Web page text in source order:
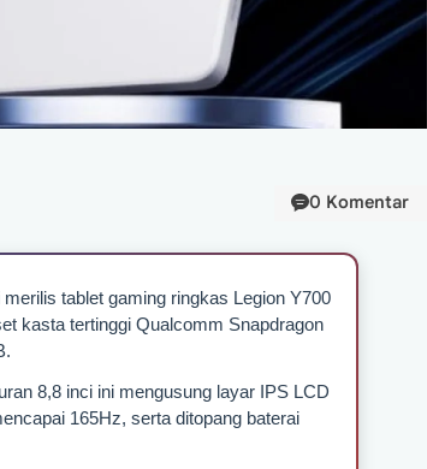
0 Komentar
tablet gaming ringkas Legion Y700
kasta tertinggi Qualcomm Snapdragon
8,8 inci ini mengusung layar IPS LCD
165Hz, serta ditopang baterai